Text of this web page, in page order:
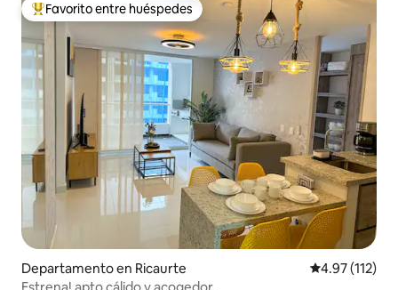
De los mejores en Favorito entre huéspedes
Favorito entre huéspedes
Departamento en Ricaurte Calificación
4.97 (112)